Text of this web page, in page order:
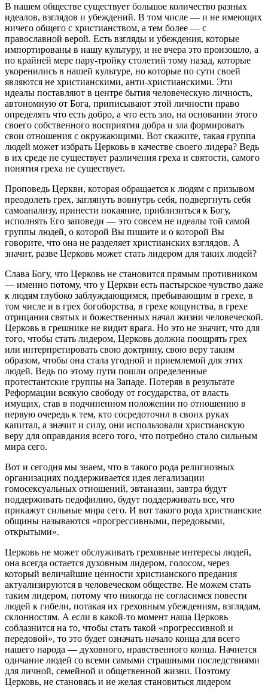
В нашем обществе существует большое количество разных
идеалов, взглядов и убеждений. В том числе — и не имеющих
ничего общего с христианством, а тем более — с
православной верой. Есть взгляды и убеждения, которые
импортированы в нашу культуру, и не вчера это произошло, а
по крайней мере пару-тройку столетий тому назад, которые
укоренились в нашей культуре, но которые по сути своей
являются не христианскими, анти-христианскими. Эти
идеалы поставляют в центре бытия человеческую личность,
автономную от Бога, приписывают этой личности право
определять что есть добро, а что есть зло, на основании этого
своего собственного восприятия добра и зла формировать
свои отношения с окружающими. Вот скажите, такая группа
людей может избрать Церковь в качестве своего лидера? Ведь
в их среде не существует различения греха и святости, самого
понятия греха не существует.
Проповедь Церкви, которая обращается к людям с призывом
преодолеть грех, заглянуть вовнутрь себя, подвергнуть себя
самоанализу, принести покаяние, приблизиться к Богу,
исполнять Его заповеди — это совсем не идеалы той самой
группы людей, о которой Вы пишите и о которой Вы
говорите, что она не разделяет христианских взглядов. А
значит, разве Церковь может стать лидером для таких людей?
Слава Богу, что Церковь не становится прямым противником
— именно потому, что у Церкви есть пастырское чувство даже
к людям глубоко заблуждающимся, пребывающим в грехе, в
том числе и в грех богоборства, в грехе кощунства, в грехе
отрицания святых и божественных начал жизни человеческой.
Церковь в грешнике не видит врага. Но это не значит, что для
того, чтобы стать лидером, Церковь должна поощрять грех
или интерпретировать свою доктрину, свою веру таким
образом, чтобы она стала угодной и приемлемой для этих
людей. Ведь по этому пути пошли определенные
протестантские группы на Западе. Потеряв в результате
Реформации всякую свободу от государства, от власть
имущих, став в подчиненном положении по отношению в
первую очередь к тем, кто сосредоточил в своих руках
капитал, а значит и силу, они использовали христианскую
веру для оправдания всего того, что потребно стало сильным
мира сего.
Вот и сегодня мы знаем, что в такого рода религиозных
организациях поддерживается идея легализации
гомосексуальных отношений, эвтаназии, завтра будут
поддерживать педофилию, будут поддерживать все, что
прикажут сильные мира сего. И вот такого рода христианские
общины называются «прогрессивными, передовыми,
открытыми».
Церковь не может обслуживать греховные интересы людей,
она всегда остается духовным лидером, голосом, через
который величайшие ценности христианского предания
актуализируются в человеческом обществе. Не можем стать
таким лидером, потому что никогда не согласимся повести
людей к гибели, потакая их греховным убеждениям, взглядам,
склонностям. А если в какой-то момент наша Церковь
соблазнится на то, чтобы стать такой «прогрессивной и
передовой», то это будет означать начало конца для всего
нашего народа — духовного, нравственного конца. Начнется
одичание людей со всеми самыми страшными последствиями
для личной, семейной и общетвенной жизни. Поэтому
Церковь, не становясь и не желая становиться лидером